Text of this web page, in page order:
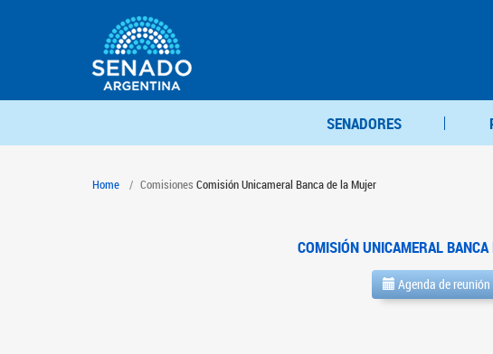
SENADORES
Home Comisiones Comisión Unicameral Banca de la Mujer
COMISIÓN UNICAMERAL
Agenda de reunión